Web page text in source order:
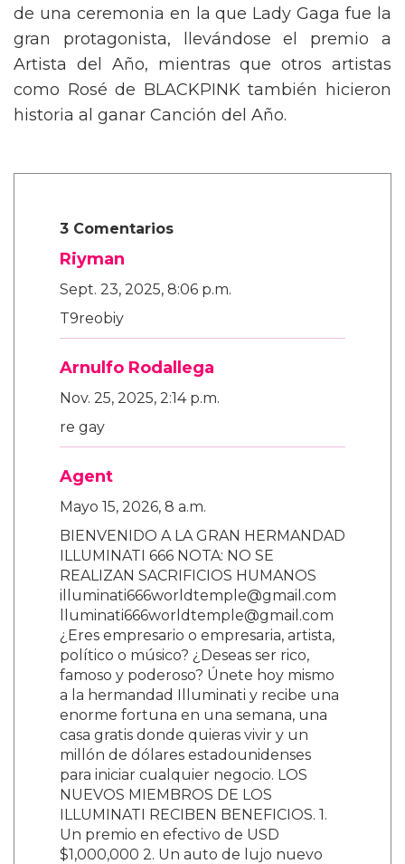
de una ceremonia en la que Lady Gaga fue la
gran protagonista, llevándose el premio a
Artista del Año, mientras que otros artistas
como Rosé de BLACKPINK también hicieron
historia al ganar Canción del Año.
3 Comentarios
Riyman
Sept. 23, 2025, 8:06 p.m.
T9reobiy
Arnulfo Rodallega
Nov. 25, 2025, 2:14 p.m.
re gay
Agent
Mayo 15, 2026, 8 a.m.
BIENVENIDO A LA GRAN HERMANDAD
ILLUMINATI 666 NOTA: NO SE
REALIZAN SACRIFICIOS HUMANOS
illuminati666worldtemple@gmail.com
lluminati666worldtemple@gmail.com
¿Eres empresario o empresaria, artista,
político o músico? ¿Deseas ser rico,
famoso y poderoso? Únete hoy mismo
a la hermandad Illuminati y recibe una
enorme fortuna en una semana, una
casa gratis donde quieras vivir y un
millón de dólares estadounidenses
para iniciar cualquier negocio. LOS
NUEVOS MIEMBROS DE LOS
ILLUMINATI RECIBEN BENEFICIOS. 1.
Un premio en efectivo de USD
$1,000,000 2. Un auto de lujo nuevo